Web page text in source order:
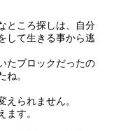
ところ探しは、自分
して生きる事から逃
たブロックだったの
。
られません。
す。